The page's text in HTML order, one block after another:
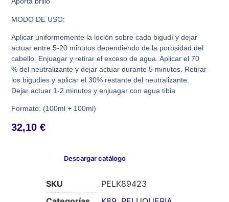
MODO DE USO:
Aplicar uniformemente la loción sobre cada bigudí y dejar
actuar entre 5-20 minutos dependiendo de la porosidad del
cabello. Enjuagar y retirar el exceso de agua. Aplicar el 70
% del neutralizante y dejar actuar durante 5 minutos. Retirar
los bigudies y aplicar el 30% restante del neutralizante.
Dejar actuar 1-2 minutos y enjuagar con agua tibia
Formato: (100ml + 100ml)
32,10€
Descargar catálogo
SKU
PELK89423